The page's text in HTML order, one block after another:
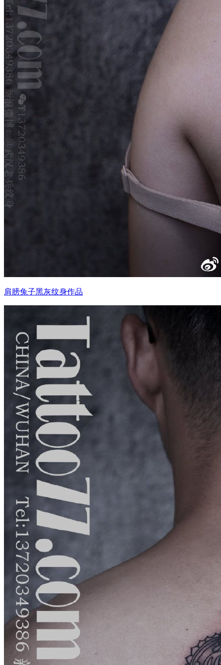
武汉老兵纹身微信
： 服务号：laobingwenshen 订阅号：laobing66666 打造国
文资讯！精美纹身图案及手稿 纹身作品 一站搞定！回复相
问千万素材的微官网，中国最强最全纹身图案尽在其中！
肩膀兔子黑灰纹身作品